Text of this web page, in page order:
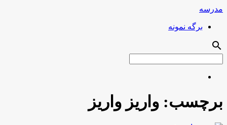
مدرسه
برگه نمونه
search
برچسب: واریز واریز